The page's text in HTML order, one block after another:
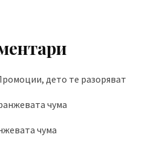
дето те разоряват
чума
чума